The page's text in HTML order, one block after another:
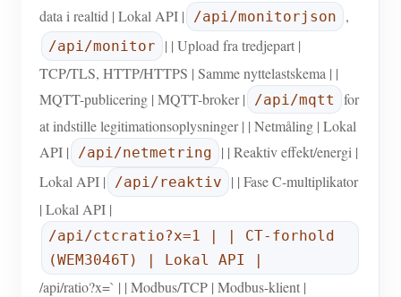
data i realtid | Lokal API |
/api/monitorjson ,
/api/monitor
| | Upload fra tredjepart |
TCP/TLS, HTTP/HTTPS | Samme nyttelastskema | |
MQTT-publicering | MQTT-broker |
/api/mqtt
for
at indstille legitimationsoplysninger | | Netmåling | Lokal
API |
/api/netmetring
| | Reaktiv effekt/energi |
Lokal API |
/api/reaktiv
| | Fase C-multiplikator
| Lokal API |
/api/ctcratio?x=1 | | CT-forhold
(WEM3046T) | Lokal API |
/api/ratio?x=` | | Modbus/TCP | Modbus-klient |